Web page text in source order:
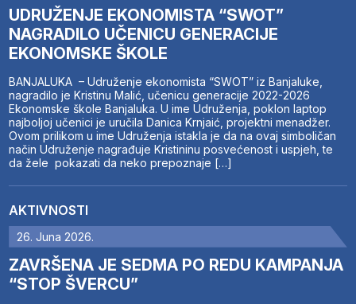
UDRUŽENJE EKONOMISTA “SWOT”
NAGRADILO UČENICU GENERACIJE
EKONOMSKE ŠKOLE
BANJALUKA – Udruženje ekonomista “SWOT” iz Banjaluke,
nagradilo je Kristinu Malić, učenicu generacije 2022-2026
Ekonomske škole Banjaluka. U ime Udruženja, poklon laptop
najboljoj učenici je uručila Danica Krnjaić, projektni menadžer.
Ovom prilikom u ime Udruženja istakla je da na ovaj simboličan
način Udruženje nagrađuje Kristininu posvećenost i uspjeh, te
da žele pokazati da neko prepoznaje […]
AKTIVNOSTI
26. Juna 2026.
ZAVRŠENA JE SEDMA PO REDU KAMPANJA
“STOP ŠVERCU”